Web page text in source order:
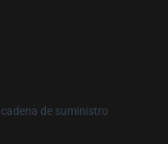
de suministro